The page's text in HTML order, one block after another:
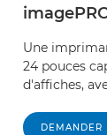
Une
24 pouces
d'affiches,
DEMANDER